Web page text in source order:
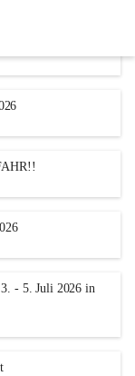
3. - 5. Juli 2026 in